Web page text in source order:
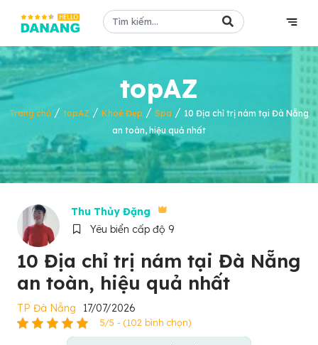
topAZ
Trang chủ / topAZ / Khoẻ Đẹp / Spa / 10 Địa chỉ trị nám tại Đà Nẵng
an toàn, hiệu quả nhất
Thu Thủy Đặng
Yêu biển cấp độ 9
10 Địa chỉ trị nám tại Đà Nẵng
an toàn, hiệu quả nhất
TP Đà Nẵng 17/07/2026
5/5 - (102 bình chọn)